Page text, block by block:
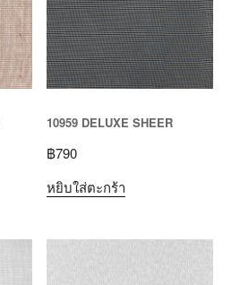
10959 DELUXE SHEER
฿790
หยิบใส่ตะกร้า